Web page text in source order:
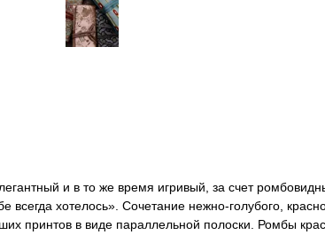
и в то же время игривый, за счет
хотелось». Сочетание нежно-голубого,
принтов в виде параллельной полоски. Ромбы